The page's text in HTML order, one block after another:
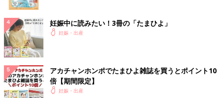
帝王切開
5:25
無痛入れてもらった瞬間に痛み遠のく（ここで帝王切開用の麻酔
もしてもらってたらしい）
腰から下の感覚なくなる
おなか押されながら、「いきんで！」と言われるも、感覚ないか
らいきみ方わからないけど、助産師さんたちに「上手！」
「もういきまなくていいよー」と言われる
妊娠中に読みたい！3冊の「たまひよ」
妊娠・出産
アカチャンホンポでたまひよ雑誌を買うとポイント10
倍【期間限定】
妊娠・出産